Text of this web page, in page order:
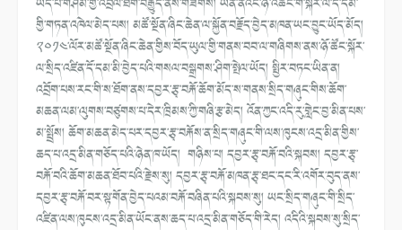
གྱི་གཏན་འཁེལ་མེད་པས། མཚོ་སྔོན་ཞིང་ཆེན་ལ་སྐྱོན་བརྗོད་བྱེད་མཁན་ཡང་བྱུང་ཡོད་མོད།
༢༠༡༤་ལོར་མཚོ་སྔོན་ཞིང་ཆེན་གྱིས་བོད་ཡུལ་གྱི་གནས་བབ་ལ་གཞིགས་ནས་ཉོ་ཚོང་སྐོར་
ལ་སྲིད་འཛིན་དོ་དམ་མི་བྱེད་པའི་གསལ་བསྒྲགས་ཤིག་སྤེལ་ཡོད། སྤྱིར་བཏང་ཡིན་ན།
འབྲོག་པས་རང་གི་ས་ཐོག་ནས་དབྱར་རྩྭ་བརྐོ་ཆོག་མོད་ས་གནས་སྲིད་གཞུང་གིས་ཆོག་
མཆན་ལམ་ལུགས་བཙུགས་པ་དེར་ཁྲིམས་ཀྱི་གཞི་རྩ་མེད། འོན་ཀྱང་འདི་རུ་གླེང་བྱ་མིན་པས་
མ་སྤྲོས། ཆོག་མཆན་མེད་པར་དབྱར་རྩྭ་བརྐོས་ན་སྲིད་གཞུང་གི་ལས་ཁུངས་འདྲ་མིན་གྱིས་
ཆད་པ་འདྲ་མིན་གཅོད་པའི་ཉེན་ཁ་ཡོད། གཉིས་པ། དབྱར་རྩྭ་བརྐོ་བའི་སྐབས། དབྱར་རྩྭ་
བརྐོ་བའི་ཆོག་མཆན་ཐོབ་པའི་རྗེས་སུ། དབྱར་རྩྭ་བརྐོ་མཁན་རྩྭ་ཐང་དང་རི་འགོར་བུད་ནས་
དབྱར་རྩྭ་བརྐོ་བར་སྟ་གོན་བྱེད་པའམ་བརྐོ་བཞིན་པའི་སྐབས་སུ། ཡང་སྲིད་གཞུང་གི་སྲིད་
འཛིན་ལས་ཁུངས་འདྲ་མིན་ཡོང་ནས་ཆད་པ་འདྲ་མིན་གཅོད་གི་རེད། འདིའི་སྐབས་སུ་སྲིད་